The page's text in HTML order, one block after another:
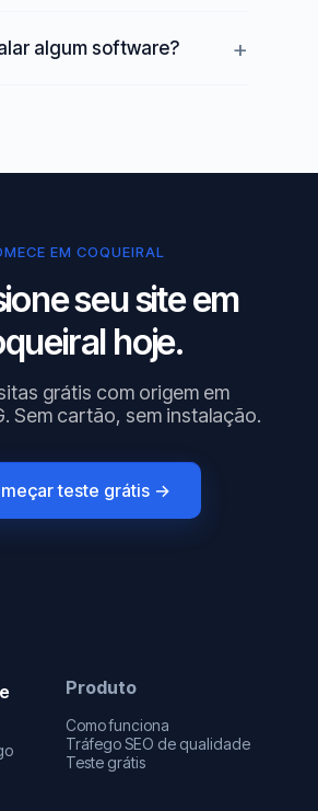
algum software?
EM COQUEIRAL
seu site em
hoje.
grátis com origem em
Sem cartão, sem instalação.
teste grátis →
Produto
Como funciona
Tráfego SEO de qualidade
Teste grátis